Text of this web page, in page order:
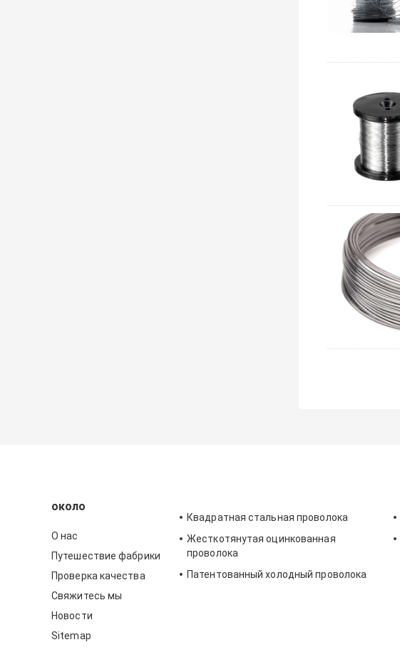
около
О нас
Путешествие фабрики
Проверка качества
Свяжитесь мы
Новости
Sitemap
Квадратная стальная проволока
Жесткотянутая оцинкованная
проволока
Патентованный холодный проволока